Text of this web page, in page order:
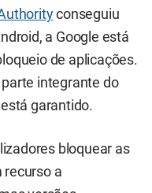
conseguiu
a Google está
de aplicações.
integrante do
garantido.
bloquear as
recurso a